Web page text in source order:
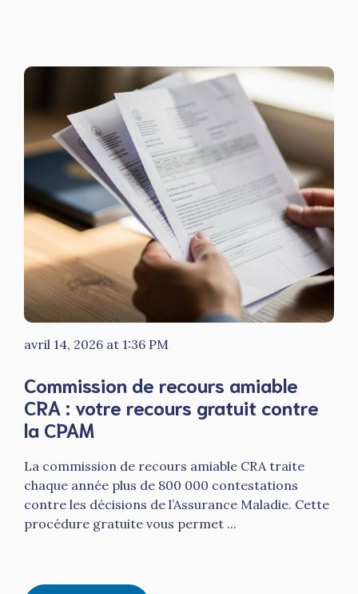
avril 14, 2026 at 1:36 PM
Commission de recours amiable
CRA : votre recours gratuit contre
la CPAM
La commission de recours amiable CRA traite
chaque année plus de 800 000 contestations
contre les décisions de l’Assurance Maladie. Cette
procédure gratuite vous permet ...